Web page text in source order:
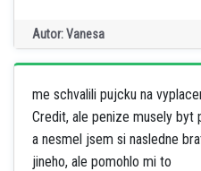
Autor: Vanesa
me schvalili pujcku na
Credit, ale penize musely byt
a nesmel jsem si nasledne
jineho, ale pomohlo mi to